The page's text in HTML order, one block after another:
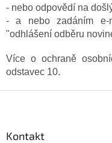
- nebo odpovědí na
- a nebo zadáním e-
"odhlášení odběru
Více o ochraně
odstavec 10.
Kontakt